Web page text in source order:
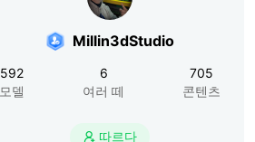
Millin3dStudio
592
모델
6
여러 떼
705
콘텐츠
 따르다